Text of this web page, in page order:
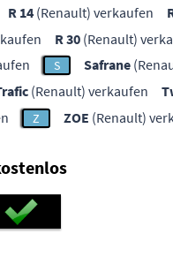
R 14 (Renault) verkaufen
R 30 (Renault)
S Safrane
(Renault) verkaufen
Z ZOE (Renault)